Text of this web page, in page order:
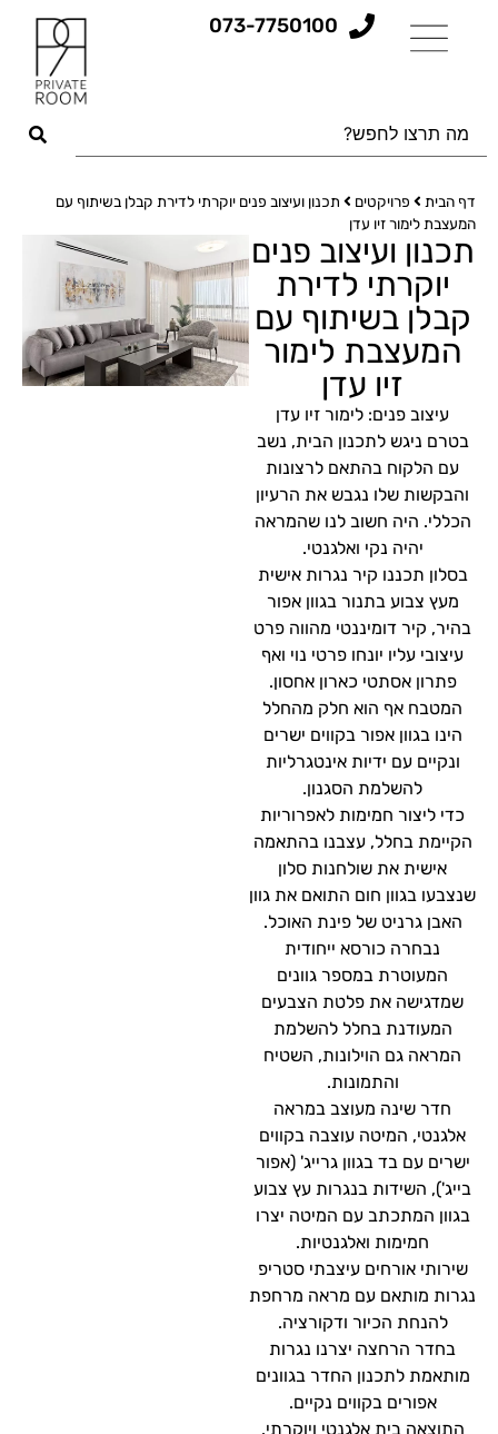
073-7750100
דף הבית פרויקטים
תכנון ועיצוב פנים יוקרתי לדירת קבלן בשיתוף עם
המעצבת לימור זיו עדן
תכנון ועיצוב פנים
יוקרתי לדירת
קבלן בשיתוף עם
המעצבת לימור
זיו עדן
עיצוב פנים: לימור זיו עדן
בטרם ניגש לתכנון הבית, נשב
עם הלקוח בהתאם לרצונות
והבקשות שלו נגבש את הרעיון
הכללי. היה חשוב לנו שהמראה
יהיה נקי ואלגנטי.
בסלון תכננו קיר נגרות אישית
מעץ צבוע בתנור בגוון אפור
בהיר, קיר דומיננטי מהווה פרט
עיצובי עליו יונחו פרטי נוי ואף
פתרון אסתטי כארון אחסון.
המטבח אף הוא חלק מהחלל
הינו בגוון אפור בקווים ישרים
ונקיים עם ידיות אינטגרליות
להשלמת הסגנון.
כדי ליצור חמימות לאפרוריות
הקיימת בחלל, עצבנו בהתאמה
אישית את שולחנות סלון
שנצבעו בגוון חום התואם את גוון
האבן גרניט של פינת האוכל.
נבחרה כורסא ייחודית
המעוטרת במספר גוונים
שמדגישה את פלטת הצבעים
המעודנת בחלל להשלמת
המראה גם הוילונות, השטיח
והתמונות.
חדר שינה מעוצב במראה
אלגנטי, המיטה עוצבה בקווים
ישרים עם בד בגוון גרייג' (אפור
בייג'), השידות בנגרות עץ צבוע
בגוון המתכתב עם המיטה יצרו
חמימות ואלגנטיות.
שירותי אורחים עיצבתי סטריפ
נגרות מותאם עם מראה מרחפת
להנחת הכיור ודקורציה.
בחדר הרחצה יצרנו נגרות
מותאמת לתכנון החדר בגוונים
אפורים בקווים נקיים.
התוצאה בית אלגנטי ויוקרתי.